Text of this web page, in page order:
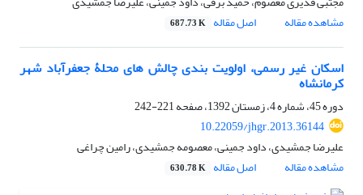
مشاهده مقاله
اصل مقاله 687.73 K
اسکان غیر رسمی، اولویت بندی چالش های محلۀ جعفرآباد شهر
کرمانشاه
دوره 45، شماره 4، زمستان 1392، صفحه
221-242
10.22059/jhgr.2013.36144
علیرضا جمشیدی، داود جمینی، معصومه جمشیدی، رامین چراغی
مشاهده مقاله
اصل مقاله 630.78 K